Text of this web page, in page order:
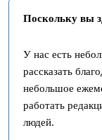
Поскольку вы
У нас есть
рассказать
небольшое
работать
людей.